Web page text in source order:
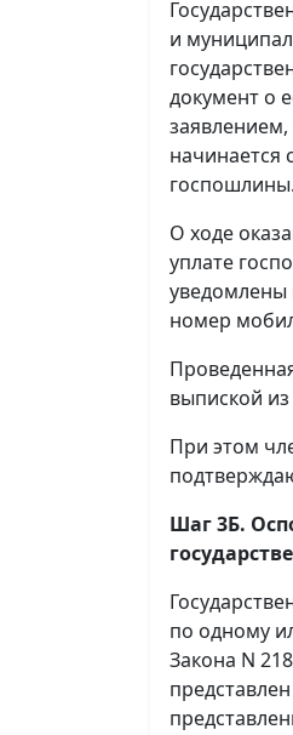
и
документ о
заявлением,
начинается
госпошлины.
О ходе
уплате
уведомлены
номер
выпиской
При этом
Шаг 3Б.
по одному
Закона N